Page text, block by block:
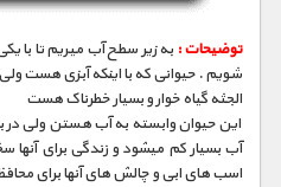
توضیحات : به زیر سطح آب میریم تا با
شویم . حیوانی که با اینکه آبزی هست
الجثه گیاه خوار و بسیار خطرناک هست
این حیوان وابسته به آب هستن ولی در
آب بسیار کم میشود و زندگی برای
اسب های ابی و چالش های آنها برای